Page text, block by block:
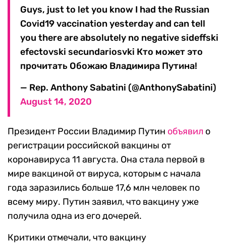
Guys, just to let you know I had the Russian
Covid19 vaccination yesterday and can tell
you there are absolutely no negative sideffski
efectovski secundariosvki Кто может это
прочитать Обожаю Владимира Путина!
— Rep. Anthony Sabatini (@AnthonySabatini)
August 14, 2020
Президент России Владимир Путин объявил о
регистрации российской вакцины от
коронавируса 11 августа. Она стала первой в
мире вакциной от вируса, которым с начала
года заразились больше 17,6 млн человек по
всему миру. Путин заявил, что вакцину уже
получила одна из его дочерей.
Критики отмечали, что вакцину